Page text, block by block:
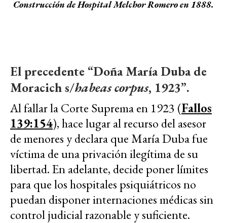
Construcción de Hospital Melchor Romero en 1888.
El precedente “Doña María Duba de
Moracich s/habeas corpus, 1923”.
Al fallar la Corte Suprema en 1923 (Fallos
139:154), hace lugar al recurso del asesor
de menores y declara que María Duba fue
víctima de una privación ilegítima de su
libertad. En adelante, decide poner límites
para que los hospitales psiquiátricos no
puedan disponer internaciones médicas sin
control judicial razonable y suficiente.